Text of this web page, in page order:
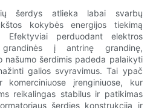
šerdys atlieka labai svarbų
kokybės energijos tiekimą
Efektyviai perduodant elektros
į antrinę grandinę,
našumo šerdimis padeda palaikyti
galios svyravimus. Tai ypač
komerciniuose įrenginiuose, kur
reikalingas stabilus ir patikimas
šerdies konstrukcija ir